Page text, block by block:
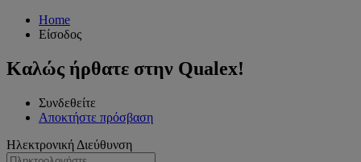
Home
Είσοδος
Καλώς ήρθατε στην Qualex!
Συνδεθείτε
Αποκτήστε πρόσβαση
Ηλεκτρονική Διεύθυνση